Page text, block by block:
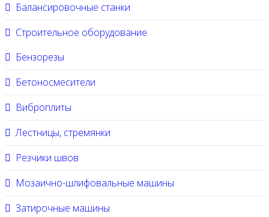
Балансировочные станки
Строительное оборудование
Бензорезы
Бетоносмесители
Виброплиты
Лестницы, стремянки
Резчики швов
Мозаично-шлифовальные машины
Затирочные машины